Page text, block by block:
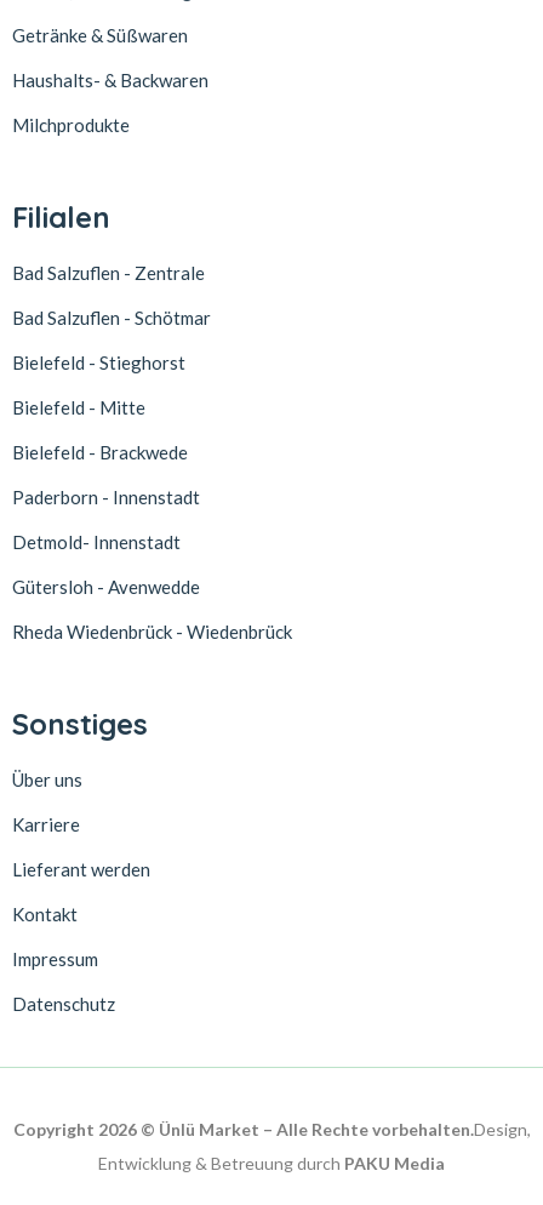
Getränke & Süßwaren
Haushalts- & Backwaren
Milchprodukte
Filialen
Bad Salzuflen - Zentrale
Bad Salzuflen - Schötmar
Bielefeld - Stieghorst
Bielefeld - Mitte
Bielefeld - Brackwede
Paderborn - Innenstadt
Detmold- Innenstadt
Gütersloh - Avenwedde
Rheda Wiedenbrück - Wiedenbrück
Sonstiges
Über uns
Karriere
Lieferant werden
Kontakt
Impressum
Datenschutz
Copyright 2026 © Ünlü Market – Alle Rechte vorbehalten.Design,
Entwicklung & Betreuung durch PAKU Media